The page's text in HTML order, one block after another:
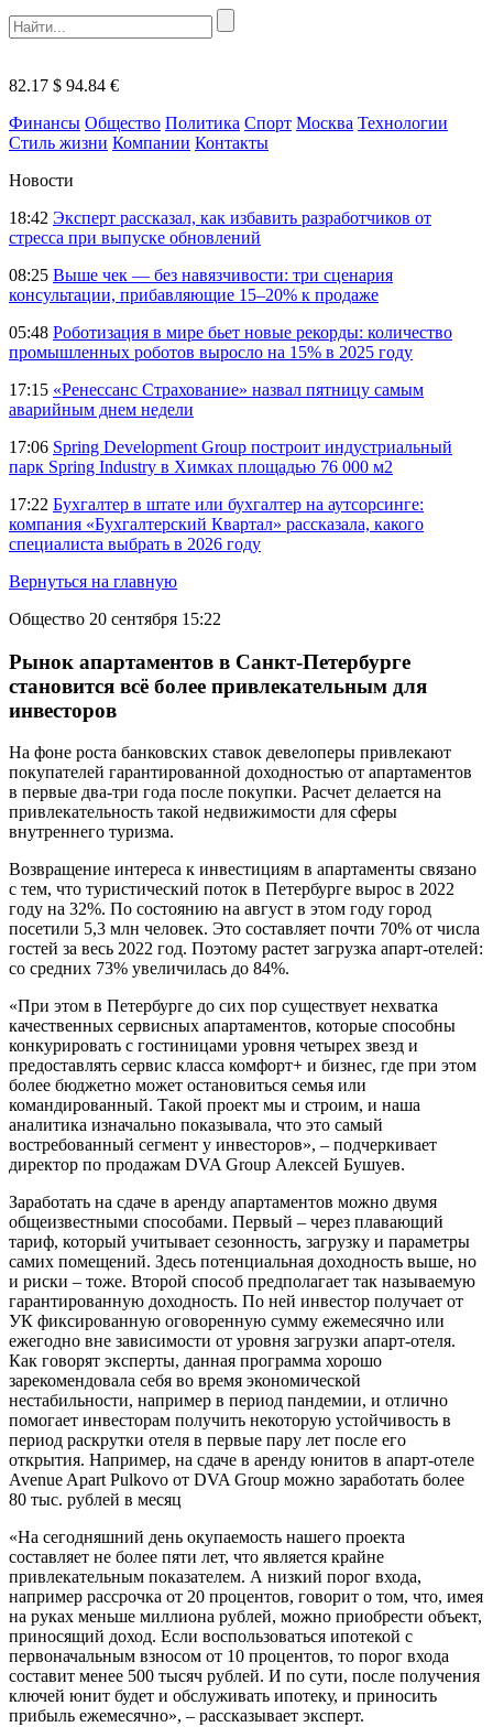
82.17 $ 94.84 €
Финансы Общество Политика Спорт Москва Технологии
Стиль жизни Компании Контакты
Новости
18:42 Эксперт рассказал, как избавить разработчиков от
стресса при выпуске обновлений
08:25 Выше чек — без навязчивости: три сценария
консультации, прибавляющие 15–20% к продаже
05:48 Роботизация в мире бьет новые рекорды: количество
промышленных роботов выросло на 15% в 2025 году
17:15 «Ренессанс Страхование» назвал пятницу самым
аварийным днем недели
17:06 Spring Development Group построит индустриальный
парк Spring Industry в Химках площадью 76 000 м2
17:22 Бухгалтер в штате или бухгалтер на аутсорсинге:
компания «Бухгалтерский Квартал» рассказала, какого
специалиста выбрать в 2026 году
Вернуться на главную
Общество 20 сентября 15:22
Рынок апартаментов в Санкт-Петербурге
становится всё более привлекательным для
инвесторов
На фоне роста банковских ставок девелоперы привлекают
покупателей гарантированной доходностью от апартаментов
в первые два-три года после покупки. Расчет делается на
привлекательность такой недвижимости для сферы
внутреннего туризма.
Возвращение интереса к инвестициям в апартаменты связано
с тем, что туристический поток в Петербурге вырос в 2022
году на 32%. По состоянию на август в этом году город
посетили 5,3 млн человек. Это составляет почти 70% от числа
гостей за весь 2022 год. Поэтому растет загрузка апарт-отелей:
со средних 73% увеличилась до 84%.
«При этом в Петербурге до сих пор существует нехватка
качественных сервисных апартаментов, которые способны
конкурировать с гостиницами уровня четырех звезд и
предоставлять сервис класса комфорт+ и бизнес, где при этом
более бюджетно может остановиться семья или
командированный. Такой проект мы и строим, и наша
аналитика изначально показывала, что это самый
востребованный сегмент у инвесторов», – подчеркивает
директор по продажам DVA Group Алексей Бушуев.
Заработать на сдаче в аренду апартаментов можно двумя
общеизвестными способами. Первый – через плавающий
тариф, который учитывает сезонность, загрузку и параметры
самих помещений. Здесь потенциальная доходность выше, но
и риски – тоже. Второй способ предполагает так называемую
гарантированную доходность. По ней инвестор получает от
УК фиксированную оговоренную сумму ежемесячно или
ежегодно вне зависимости от уровня загрузки апарт-отеля.
Как говорят эксперты, данная программа хорошо
зарекомендовала себя во время экономической
нестабильности, например в период пандемии, и отлично
помогает инвесторам получить некоторую устойчивость в
период раскрутки отеля в первые пару лет после его
открытия. Например, на сдаче в аренду юнитов в апарт-отеле
Avenue Apart Pulkovo от DVA Group можно заработать более
80 тыс. рублей в месяц
«На сегодняшний день окупаемость нашего проекта
составляет не более пяти лет, что является крайне
привлекательным показателем. А низкий порог входа,
например рассрочка от 20 процентов, говорит о том, что, имея
на руках меньше миллиона рублей, можно приобрести объект,
приносящий доход. Если воспользоваться ипотекой с
первоначальным взносом от 10 процентов, то порог входа
составит менее 500 тысяч рублей. И по сути, после получения
ключей юнит будет и обслуживать ипотеку, и приносить
прибыль ежемесячно», – рассказывает эксперт.